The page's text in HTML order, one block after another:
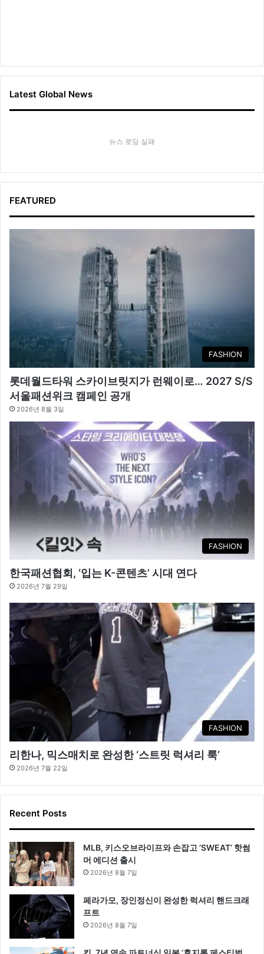
Latest Global News
뉴스 로딩 실패
FEATURED
FASHION
롯데월드타워 스카이브릿지가 런웨이로… 2027 S/S
서울패션위크 캠페인 공개
2026년 8월 3일
FASHION
한국패션협회, ‘입는 K-콘텐츠’ 시대 연다
2026년 7월 29일
FASHION
리한나, 믹스매치로 완성한 ‘스트릿 럭셔리 룩’
2026년 7월 22일
Recent Posts
MLB, 키스오브라이프와 손잡고 ‘SWEAT’ 핫썸
머 에디션 출시
2026년 8월 7일
페라가모, 장인정신이 완성한 럭셔리 핸드크래
프트
2026년 8월 7일